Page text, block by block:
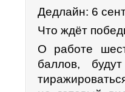
Дедлайн: 6
Что ждёт
О работе
баллов,